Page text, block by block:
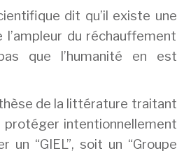
dit qu’il existe une
du réchauffement
que l’humanité en est
de la littérature traitant
protéger intentionnellement
“GIEL”, soit un “Groupe